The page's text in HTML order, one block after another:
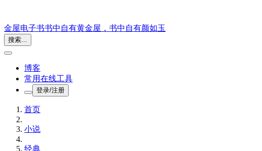
金屋电子书书中自有黄金屋，书中自有颜如玉
搜索...
博客
常用在线工具
登录/注册
首页
小说
经典